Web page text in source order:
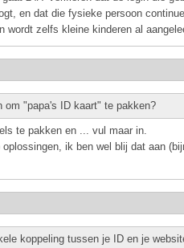
en dat die fysieke persoon
wordt zelfs kleine kinderen al
om "papa's ID kaart" te pakken?
te pakken en ... vul maar in.
ik ben wel blij dat aan
koppeling tussen je ID en je